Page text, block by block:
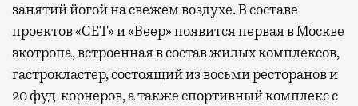
занятий йогой на свежем воздухе. В составе
проектов «СЕТ» и «Веер»появитсяпервая в Москве
экотропа, встроенная в состав жилых комплексов,
гастрокластер, состоящий из восьми ресторанов и
20 фуд-корнеров, а также спортивный комплекс с